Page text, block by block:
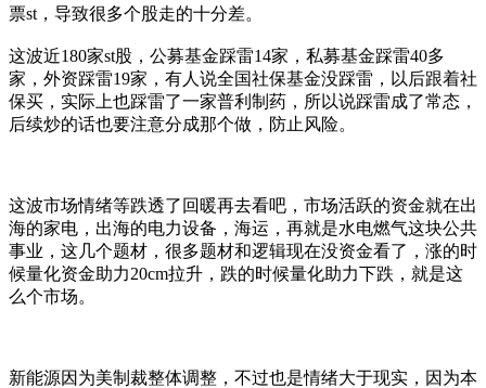
票st，导致很多个股走的十分差。
这波近180家st股，公募基金踩雷14家，私募基金踩雷40多
家，外资踩雷19家，有人说全国社保基金没踩雷，以后跟着社
保买，实际上也踩雷了一家普利制药，所以说踩雷成了常态，
后续炒的话也要注意分成那个做，防止风险。
这波市场情绪等跌透了回暖再去看吧，市场活跃的资金就在出
海的家电，出海的电力设备，海运，再就是水电燃气这块公共
事业，这几个题材，很多题材和逻辑现在没资金看了，涨的时
候量化资金助力20cm拉升，跌的时候量化助力下跌，就是这
么个市场。
新能源因为美制裁整体调整，不过也是情绪大于现实，因为本